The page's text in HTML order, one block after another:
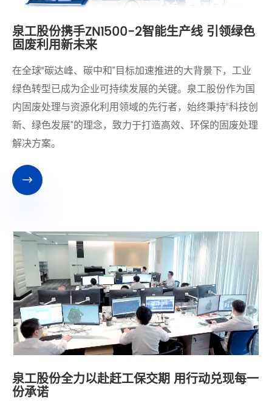
泉工股份携手ZN1500-2智能生产线 引领绿色
固废利用新未来
​在全球“碳达峰、碳中和”目标加速推进的大背景下，工业
绿色转型已成为企业可持续发展的关键。泉工股份作为国
内固废处理与资源化利用领域的先行者，始终秉持“科技创
新、绿色发展”的理念，致力于打造高效、环保的固废处理
解决方案。

泉工股份全力以赴赶工保交期 用行动兑现每一
份承诺